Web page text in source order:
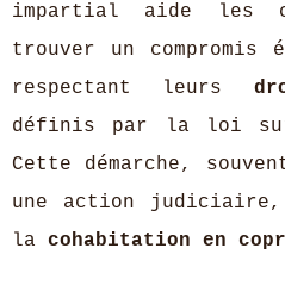
impartial aide les
trouver un
respectant leurs
définis par la loi
Cette démarche,
une action
la cohabitation en